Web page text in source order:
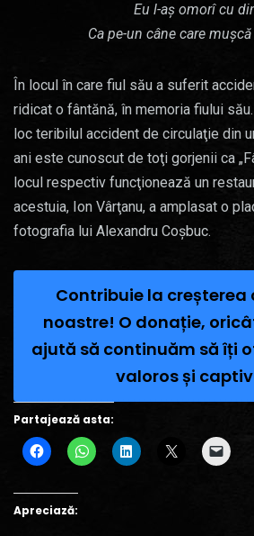
Eu l-aş omorî cu
Ca pe-un câne care
În locul în care fiul său a suferit
ridicat o fântănă, în memoria fiului
loc teribilul accident de circulaţie din
ani este cunoscut de toţi gorjenii ca
locul respectiv funcţionează un
acestuia, Ion Vârţanu, a amplasat o
fotografia lui Alexandru Coşbuc.
Contribuie la
noastre! O donație,
ajută să continuăm să îți
valoros și
Partajează asta:
Apreciază: